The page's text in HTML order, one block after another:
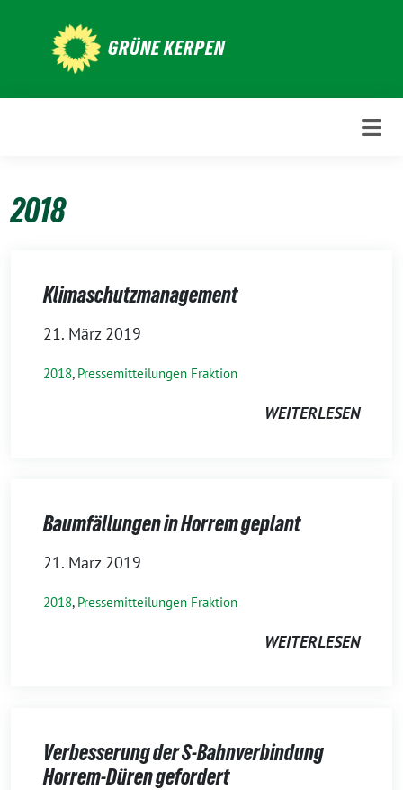
GRÜNE KERPEN
2018
Klimaschutzmanagement
21. März 2019
2018, Pressemitteilungen Fraktion
WEITERLESEN
Baumfällungen in Horrem geplant
21. März 2019
2018, Pressemitteilungen Fraktion
WEITERLESEN
Verbesserung der S-Bahnverbindung
Horrem-Düren gefordert